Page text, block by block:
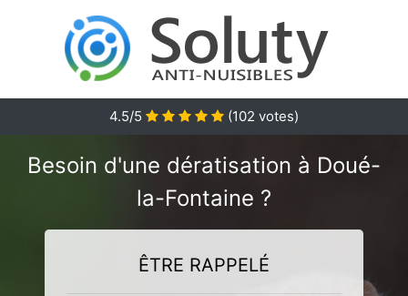
4.5/5 (102 votes)
Besoin d'une dératisation à Doué-
la-Fontaine ?
ÊTRE RAPPELÉ